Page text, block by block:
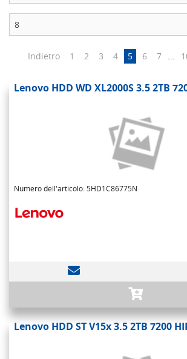
Indietro 1 2 3 4 5 6 7 ...
Lenovo HDD WD XL2000S 3.5 2TB
Numero dell'articolo: 5HD1C86775N
Lenovo HDD ST V15x 3.5 2TB 7200